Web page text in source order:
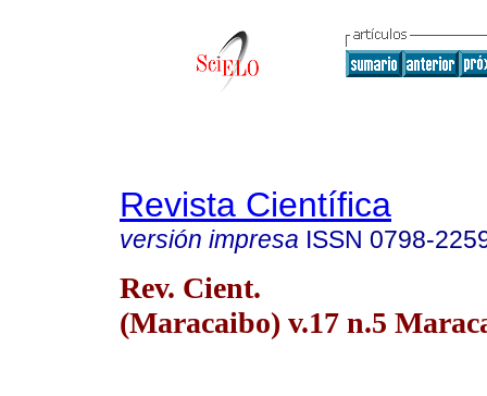
Revista Científica
versión impresa ISSN 0798-
Rev. Cient.
(Maracaibo) v.17 n.5